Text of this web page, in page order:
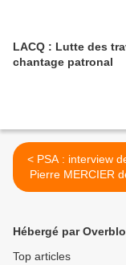
LACQ : Lutte des
chantage patronal
< PSA : interview de Jean-
Pierre MERCIER
CGT
Hébergé par
Top articles